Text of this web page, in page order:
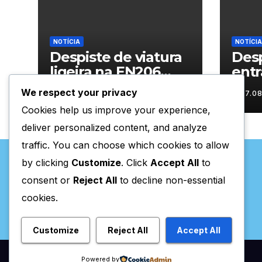
NOTÍCIA
Despiste de viatura
ligeira na EN206
junto ao
cruzamento Fornos
do Pinhal
07.08.2026
NOTÍCIA
Valpaços Online
We respect your privacy
Cookies help us improve your experience,
deliver personalized content, and analyze
traffic. You can choose which cookies to allow
by clicking Customize. Click Accept All to
consent or Reject All to decline non-essential
cookies.
Customize Reject All Accept All
Powered by